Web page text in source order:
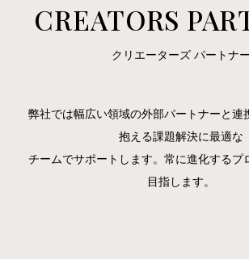
CREATORS
クリエーターズ パートナー
弊社では幅広い領域の外部パートナーと連
抱える課題解決に最適な
チームでサポートします。常に進化するプ
目指します。